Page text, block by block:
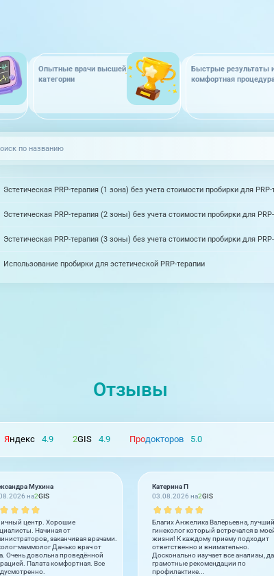
Опытные врачи высшей
категории
Быстрые результаты
комфортная
Эстетическая PRP-терапия (1 зона) без учета стоимости пробирки для PRP-
Эстетическая PRP-терапия (2 зоны) без учета стоимости пробирки для
Эстетическая PRP-терапия (3 зоны) без учета стоимости пробирки для
Использование пробирки для эстетической PRP-терапии
Отзывы
Яндекс 4.9 2GIS 4.9 Продокторов 5.0
Мухина
на2GIS
центр. Хорошие
Начиная от
заканчивая врачами.
маммолог Данько врач от
Очень довольна проведённой
Палата комфортная. Все
Катерина П
03.08.2026 на2GIS
Благих Анжелика Валерьевна, лучший
гинеколог который встречался в
жизни! К каждому приему подходит
ответственно и внимательно.
Досконально изучает все анализы,
грамотные рекомендации по
профилактике...